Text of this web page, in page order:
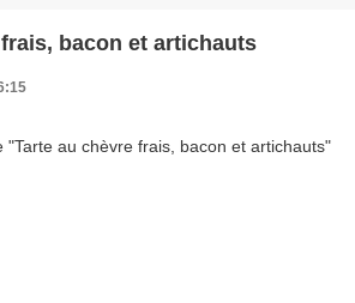
bacon et artichauts